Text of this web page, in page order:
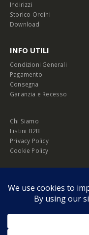
Indirizzi
Storico Ordini
Download
INFO UTILI
Condizioni Generali
Pagamento
Consegna
Garanzia e Recesso
Chi Siamo
Listini B2B
Privacy Policy
Cookie Policy
© Copyright 2026 Melopero